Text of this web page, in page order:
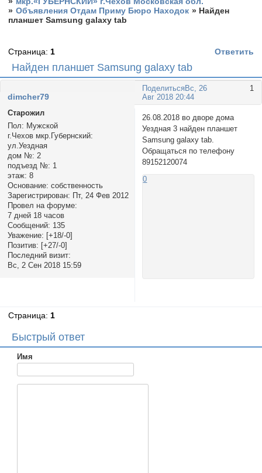
» Объявления Отдам Приму Бюро Находок » Найден
планшет Samsung galaxy tab
Найден планшет Samsung galaxy tab
Страница: 1 Ответить
Поделиться 1
Вс, 26
Авг 2018 20:44
dimcher79
Старожил
Пол: Мужской
г.Чехов мкр.Губернский:
ул.Уездная
дом №: 2
подъезд №: 1
этаж: 8
Основание: собственность
Зарегистрирован: Пт, 24 Фев 2012
Провел на форуме:
7 дней 18 часов
Сообщений: 135
Уважение: [+18/-0]
Позитив: [+27/-0]
Последний визит:
Вс, 2 Сен 2018 15:59
26.08.2018 во дворе дома
Уездная 3 найден планшет
Samsung galaxy tab.
Обращаться по телефону
89152120074
0
Страница: 1
Быстрый ответ
Имя